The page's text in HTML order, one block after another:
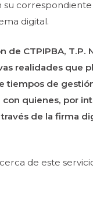
digital.
de CTPIPBA,
realidades
tiempos de
quienes, por
de la firma
de este